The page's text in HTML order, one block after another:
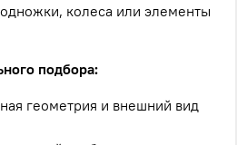
колеса или элементы
подбора:
геометрия и внешний вид